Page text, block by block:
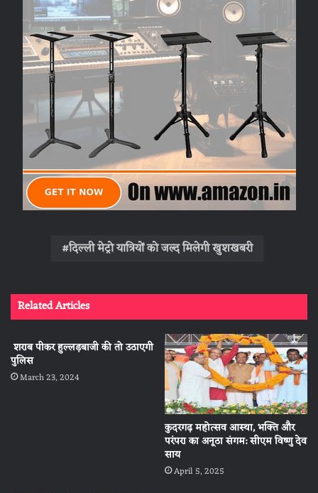
दिल्ली मेट्रो यात्रियों को जल्द मिलेगी खुशखबरी
Related Articles
शराब पीकर हुल्लड़बाजी की तो उठाएगी
पुलिस
March 23, 2024
कुदरगढ़ महोत्सव आस्था, भक्ति और
परंपरा का अनूठा संगम: सीएम विष्णु देव
साय
April 5, 2025